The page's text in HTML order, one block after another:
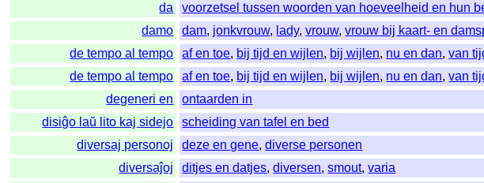
da
voorzetsel tussen woorden van hoeveelheid en hun
damo
dam, jonkvrouw, lady,vrouw,vrouw bij kaart- en
de tempo al tempo
af en toe, bij tijd en wijlen, bij wijlen, nu en dan,van
de tempo al tempo
af en toe, bij tijd en wijlen, bij wijlen, nu en dan,van
degeneri en
ontaarden in
disiĝo laŭ lito kaj sidejo
scheiding van tafel en bed
diversaj personoj
deze en gene,diverse personen
diversaĵoj
ditjes en datjes,diversen,smout,varia